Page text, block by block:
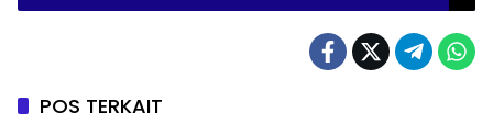
POS TERKAIT